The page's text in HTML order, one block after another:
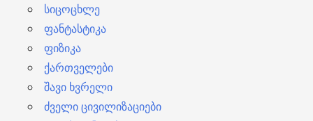
სიცოცხლე
ფანტასტიკა
ფიზიკა
ქართველები
შავი ხვრელი
ძველი ცივილიზაციები